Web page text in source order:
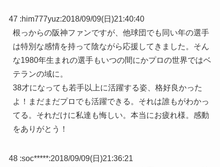
47 :him777yuz:2018/09/09(日)21:40:40
根っからの阪神ファンですが、他球団でも同い年の選手
は特別な感情を持って陰ながら応援してきました。そん
な1980年生まれの選手もいつの間にかプロの世界ではベ
テランの域に。
38才になっても若手以上に活躍する姿、格好良かった
よ！まだまだプロでも活躍できる。それは誰もがわかっ
てる。それだけに私達も悔しい。本当にお疲れ様。感動
をありがとう！
48 :soc*****:2018/09/09(日)21:36:21